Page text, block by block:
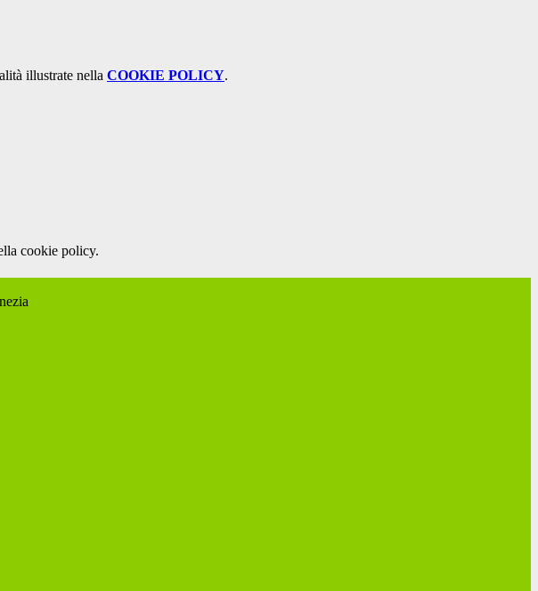
illustrate nella COOKIE POLICY.
cookie policy.